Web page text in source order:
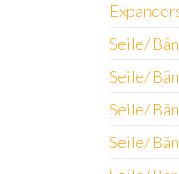
Seile/
Seile/
Seile/
Seile/